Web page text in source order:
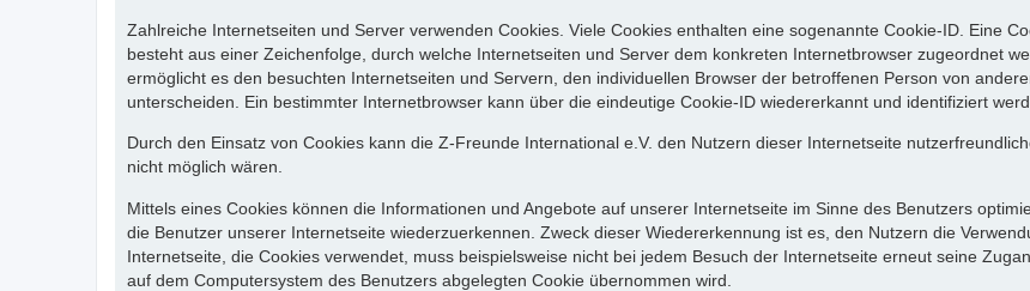
Zahlreiche Internetseiten und Server verwenden Cookies. Viele Cookies enthalten eine sogenannte Cookie-ID. Eine
besteht aus einer Zeichenfolge, durch welche Internetseiten und Server dem konkreten Internetbrowser zugeordnet
ermöglicht es den besuchten Internetseiten und Servern, den individuellen Browser der betroffenen Person von
unterscheiden. Ein bestimmter Internetbrowser kann über die eindeutige Cookie-ID wiedererkannt und identifiziert
Durch den Einsatz von Cookies kann die Z-Freunde International e.V. den Nutzern dieser Internetseite
nicht möglich wären.
Mittels eines Cookies können die Informationen und Angebote auf unserer Internetseite im Sinne des Benutzers
die Benutzer unserer Internetseite wiederzuerkennen. Zweck dieser Wiedererkennung ist es, den Nutzern die
Internetseite, die Cookies verwendet, muss beispielsweise nicht bei jedem Besuch der Internetseite erneut seine
auf dem Computersystem des Benutzers abgelegten Cookie übernommen wird.